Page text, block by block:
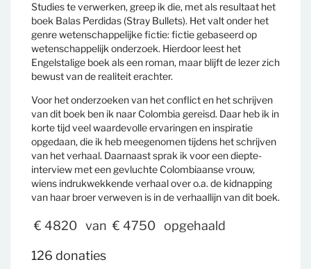
Studies te verwerken, greep ik die, met als resultaat het
boek Balas Perdidas (Stray Bullets). Het valt onder het
genre wetenschappelijke fictie: fictie gebaseerd op
wetenschappelijk onderzoek. Hierdoor leest het
Engelstalige boek als een roman, maar blijft de lezer zich
bewust van de realiteit erachter.
Voor het onderzoeken van het conflict en het schrijven
van dit boek ben ik naar Colombia gereisd. Daar heb ik in
korte tijd veel waardevolle ervaringen en inspiratie
opgedaan, die ik heb meegenomen tijdens het schrijven
van het verhaal. Daarnaast sprak ik voor een diepte-
interview met een gevluchte Colombiaanse vrouw,
wiens indrukwekkende verhaal over o.a. de kidnapping
van haar broer verweven is in de verhaallijn van dit boek.
€ 4820 van € 4750 opgehaald
126 donaties